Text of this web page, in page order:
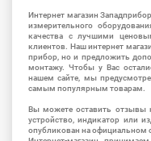
Интернет магазин
измерительного
качества с лучшими
клиентов. Наш интернет
прибор, но и предложить
монтажу. Чтобы у Вас
нашем сайте, мы
самым популярным товарам.
Вы можете оставить отзывы
устройство, индикатор или
опубликован на официальном